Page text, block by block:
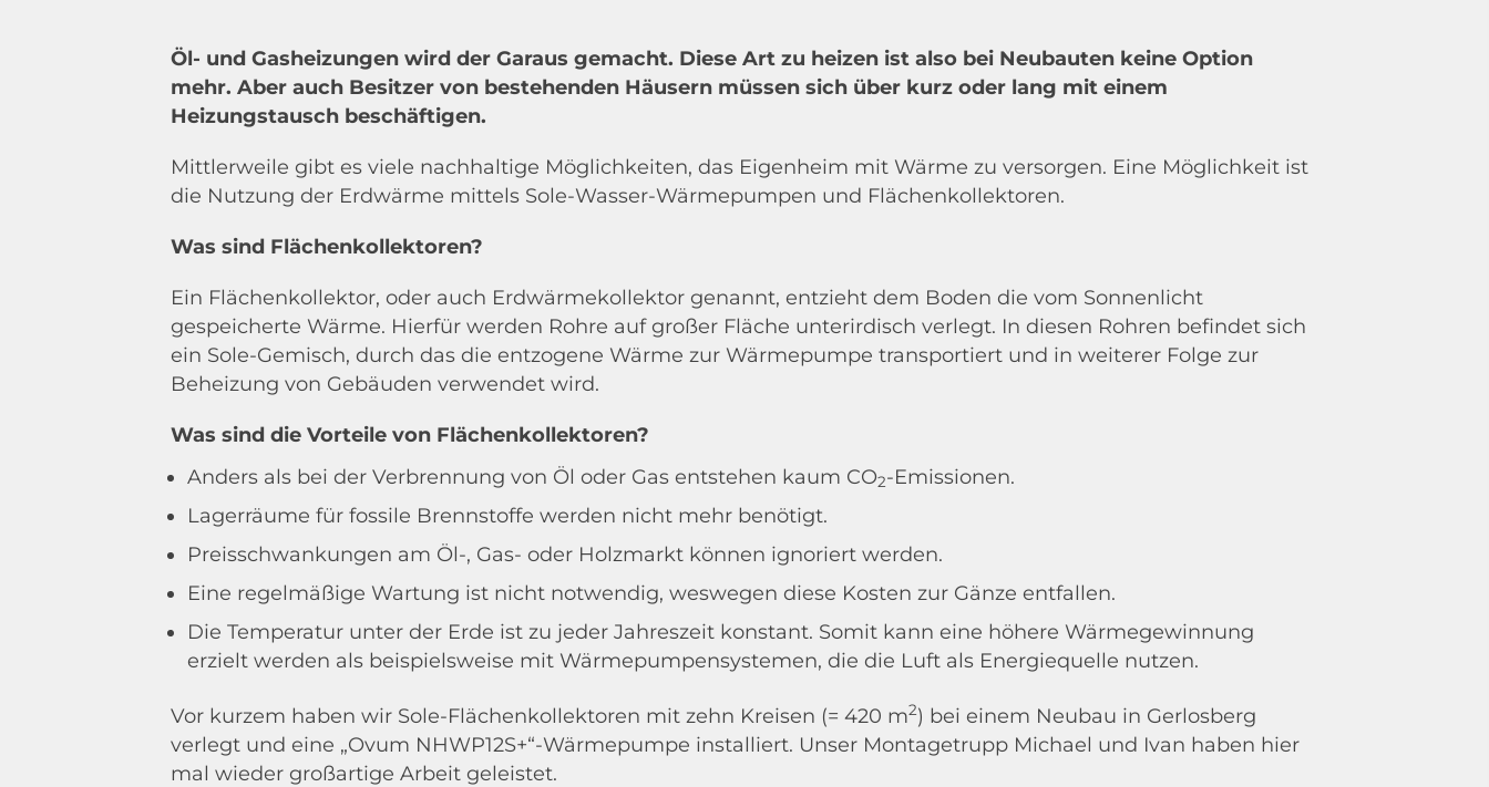
Öl- und Gasheizungen wird der Garaus gemacht. Diese Art zu heizen ist also bei Neubauten keine Option
mehr. Aber auch Besitzer von bestehenden Häusern müssen sich über kurz oder lang mit einem
Heizungstausch beschäftigen.
Mittlerweile gibt es viele nachhaltige Möglichkeiten, das Eigenheim mit Wärme zu versorgen. Eine Möglichkeit ist
die Nutzung der Erdwärme mittels Sole-Wasser-Wärmepumpen und Flächenkollektoren.
Was sind Flächenkollektoren?
Ein Flächenkollektor, oder auch Erdwärmekollektor genannt, entzieht dem Boden die vom Sonnenlicht
gespeicherte Wärme. Hierfür werden Rohre auf großer Fläche unterirdisch verlegt. In diesen Rohren befindet sich
ein Sole-Gemisch, durch das die entzogene Wärme zur Wärmepumpe transportiert und in weiterer Folge zur
Beheizung von Gebäuden verwendet wird.
Was sind die Vorteile von Flächenkollektoren?
Anders als bei der Verbrennung von Öl oder Gas entstehen kaum CO2-Emissionen.
Lagerräume für fossile Brennstoffe werden nicht mehr benötigt.
Preisschwankungen am Öl-, Gas- oder Holzmarkt können ignoriert werden.
Eine regelmäßige Wartung ist nicht notwendig, weswegen diese Kosten zur Gänze entfallen.
Die Temperatur unter der Erde ist zu jeder Jahreszeit konstant. Somit kann eine höhere Wärmegewinnung
erzielt werden als beispielsweise mit Wärmepumpensystemen, die die Luft als Energiequelle nutzen.
Vor kurzem haben wir Sole-Flächenkollektoren mit zehn Kreisen (= 420 m2) bei einem Neubau in Gerlosberg
verlegt und eine „Ovum NHWP12S+“-Wärmepumpe installiert. Unser Montagetrupp Michael und Ivan haben hier
mal wieder großartige Arbeit geleistet.
Verkaufsberatern auf.
Wir bitten um Entschuldigung für
die Unannehmlichkeiten. Ihr
MECO-Team
Dauerhaft ausblenden